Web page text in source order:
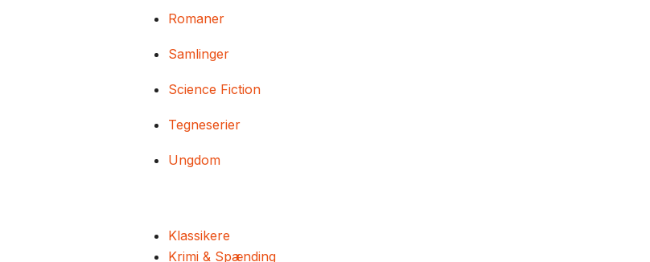
Romaner
Samlinger
Science Fiction
Tegneserier
Ungdom
Klassikere
Krimi & Spænding